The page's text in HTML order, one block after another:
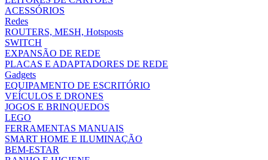
ACESSÓRIOS
Redes
ROUTERS, MESH, Hotsposts
SWITCH
EXPANSÃO DE REDE
PLACAS E ADAPTADORES DE REDE
Gadgets
EQUIPAMENTO DE ESCRITÓRIO
VEÍCULOS E DRONES
JOGOS E BRINQUEDOS
LEGO
FERRAMENTAS MANUAIS
SMART HOME E ILUMINAÇÃO
BEM-ESTAR